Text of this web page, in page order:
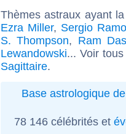
Thèmes astraux ayant
Ezra Miller, Sergio
S. Thompson, Ram
Lewandowski... Voir
Sagittaire.
Base astrologique
78 146 célébrités et